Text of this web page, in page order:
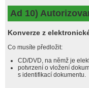
Ad 10)
Konverze z
Co musíte předložit:
CD/DVD, na němž je
potvrzení o vložení
s identifikací dokumentu.